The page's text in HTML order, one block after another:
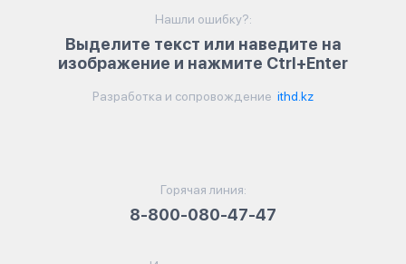
Нашли ошибку?:
Выделите текст или наведите на
изображение и нажмите Ctrl+Enter
Разработка и сопровождение ithd.kz
Горячая линия:
8-800-080-47-47